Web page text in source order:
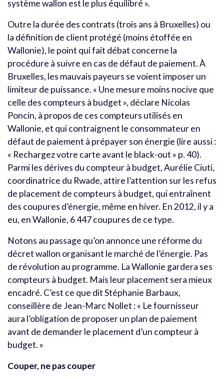
système wallon est le plus équilibré ».
Outre la durée des contrats (trois ans à Bruxelles) ou
la définition de client protégé (moins étoffée en
Wallonie), le point qui fait débat concerne la
procédure à suivre en cas de défaut de paiement. À
Bruxelles, les mauvais payeurs se voient imposer un
limiteur de puissance. « Une mesure moins nocive que
celle des compteurs à budget », déclare Nicolas
Poncin, à propos de ces compteurs utilisés en
Wallonie, et qui contraignent le consommateur en
défaut de paiement à prépayer son énergie (lire aussi :
« Rechargez votre carte avant le black-out » p. 40).
Parmi les dérives du compteur à budget, Aurélie Ciuti,
coordinatrice du Rwade, attire l’attention sur les refus
de placement de compteurs à budget, qui entraînent
des coupures d’énergie, même en hiver. En 2012, il y a
eu, en Wallonie, 6 447 coupures de ce type.
Notons au passage qu’on annonce une réforme du
décret wallon organisant le marché de l’énergie. Pas
de révolution au programme. La Wallonie gardera ses
compteurs à budget. Mais leur placement sera mieux
encadré. C’est ce que dit Stéphanie Barbaux,
conseillère de Jean-Marc Nollet : « Le fournisseur
aura l’obligation de proposer un plan de paiement
avant de demander le placement d’un compteur à
budget. »
Couper, ne pas couper